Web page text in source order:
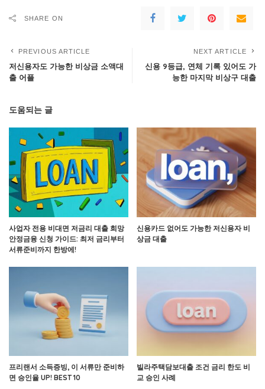
SHARE ON
PREVIOUS ARTICLE
저신용자도 가능한 비상금 소액대
출 어플
NEXT ARTICLE
신용 9등급, 연체 기록 있어도 가
능한 마지막 비상구 대출
도움되는 글
사업자 전용 비대면 저금리 대출 희망
안정금융 신청 가이드: 최저 금리부터
서류준비까지 한방에!
신용카드 없어도 가능한 저신용자 비
상금 대출
프리랜서 소득증빙, 이 서류만 준비하
면 승인율 UP! BEST 10
빌라주택담보대출 조건 금리 한도 비
교 승인 사례